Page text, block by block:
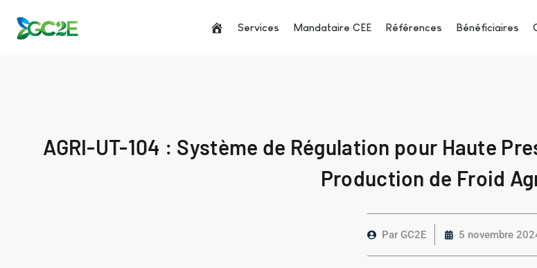
Services Mandataire CEE Références Bénéficiaires
AGRI-UT-104 : Système de Régulation pour Haute
Production de Froid
ParGC2E 5 novembre